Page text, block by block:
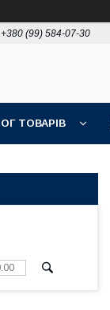
+380 (99) 584-07-30
ТОВАРІВ